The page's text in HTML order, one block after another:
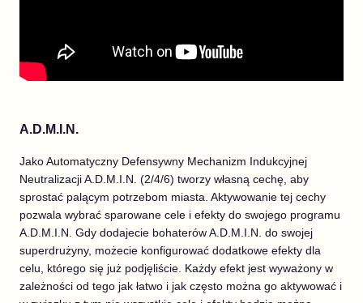
A.D.M.I.N.
Jako Automatyczny Defensywny Mechanizm Indukcyjnej
Neutralizacji A.D.M.I.N. (2/4/6) tworzy własną cechę, aby
sprostać palącym potrzebom miasta. Aktywowanie tej cechy
pozwala wybrać sparowane cele i efekty do swojego programu
A.D.M.I.N. Gdy dodajecie bohaterów A.D.M.I.N. do swojej
superdrużyny, możecie konfigurować dodatkowe efekty dla
celu, którego się już podjęliście. Każdy efekt jest wyważony w
zależności od tego jak łatwo i jak często można go aktywować i